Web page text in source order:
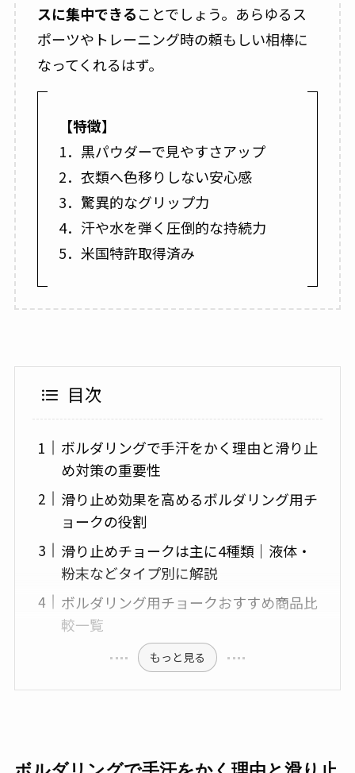
スに集中できることでしょう。あらゆるス
ポーツやトレーニング時の頼もしい相棒に
なってくれるはず。
【特徴】
1．黒パウダーで見やすさアップ
2．衣類へ色移りしない安心感
3．驚異的なグリップ力
4．汗や水を弾く圧倒的な持続力
5．米国特許取得済み
目次
ボルダリングで手汗をかく理由と滑り止
め対策の重要性
滑り止め効果を高めるボルダリング用チ
ョークの役割
滑り止めチョークは主に4種類｜液体・
粉末などタイプ別に解説
ボルダリング用チョークおすすめ商品比
較一覧
もっと見る